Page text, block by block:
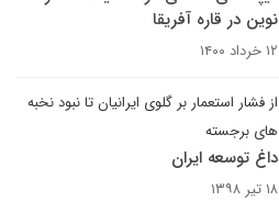
نوین در قاره آفریقا
۱۲ خرداد ۱۴۰۰
از فشار استعمار بر گلوی ایرانیان تا نبود نخبه
های برجسته
داغ توسعه ایران
۱۸ تیر ۱۳۹۸